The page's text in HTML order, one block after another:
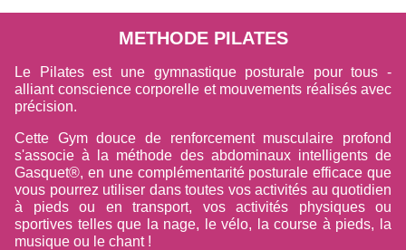
METHODE PILATES
Le Pilates est une gymnastique posturale pour tous -
alliant conscience corporelle et mouvements réalisés avec
précision.
Cette Gym douce de renforcement musculaire profond
s'associe à la méthode des abdominaux intelligents de
Gasquet®, en une complémentarité posturale efficace que
vous pourrez utiliser dans toutes vos activités au quotidien
à pieds ou en transport, vos activités physiques ou
sportives telles que la nage, le vélo, la course à pieds, la
musique ou le chant !